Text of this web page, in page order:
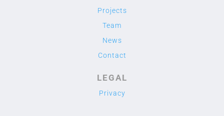
Projects
Team
News
Contact
LEGAL
Privacy